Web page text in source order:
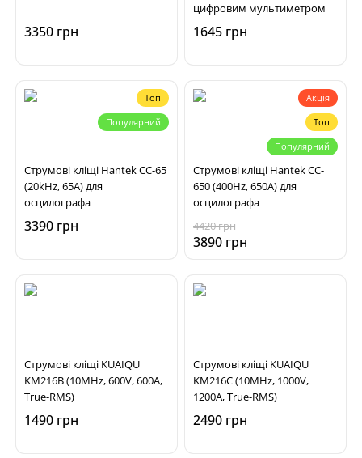
3350 грн
цифровим мультиметром
1645 грн
Топ
Популярний
Струмові кліщі Hantek CC-65
(20kHz, 65A) для
осцилографа
3390 грн
Акція
Топ
Популярний
Струмові кліщі Hantek CC-
650 (400Hz, 650A) для
осцилографа
4420 грн
3890 грн
Струмові кліщі KUAIQU
KM216B (10MHz, 600V, 600A,
True-RMS)
1490 грн
Струмові кліщі KUAIQU
KM216C (10MHz, 1000V,
1200A, True-RMS)
2490 грн